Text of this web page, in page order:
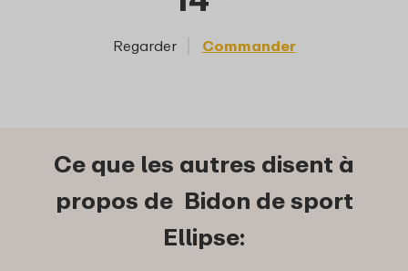
Regarder Commander
Ce que les autres disent à
propos de Bidon de sport
Ellipse: